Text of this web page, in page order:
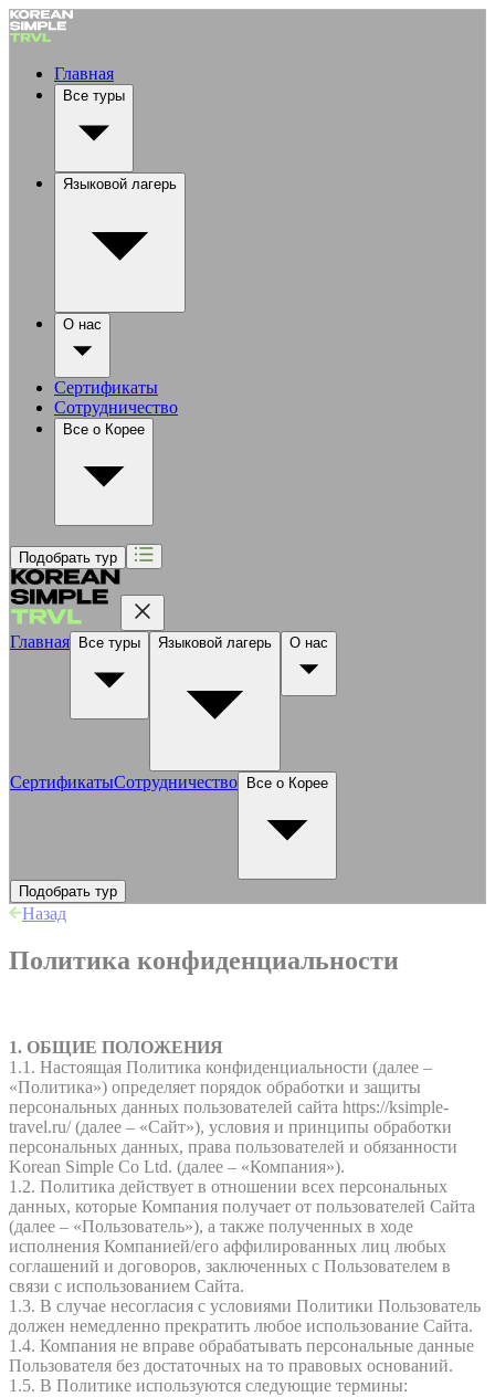
Главная
Все туры
Языковой лагерь
О нас
Сертификаты
Сотрудничество
Все о Корее
Подобрать тур
Главная Все туры Языковой лагерь О нас
СертификатыСотрудничество Все о Корее
Подобрать тур
Назад
Политика конфиденциальности
1. ОБЩИЕ ПОЛОЖЕНИЯ
1.1. Настоящая Политика конфиденциальности (далее –
«Политика») определяет порядок обработки и защиты
персональных данных пользователей сайта https://ksimple-
travel.ru/ (далее – «Сайт»), условия и принципы обработки
персональных данных, права пользователей и обязанности
Korean Simple Co Ltd. (далее – «Компания»).
1.2. Политика действует в отношении всех персональных
данных, которые Компания получает от пользователей Сайта
(далее – «Пользователь»), а также полученных в ходе
исполнения Компанией/его аффилированных лиц любых
соглашений и договоров, заключенных с Пользователем в
связи с использованием Сайта.
1.3. В случае несогласия с условиями Политики Пользователь
должен немедленно прекратить любое использование Сайта.
1.4. Компания не вправе обрабатывать персональные данные
Пользователя без достаточных на то правовых оснований.
1.5. В Политике используются следующие термины: